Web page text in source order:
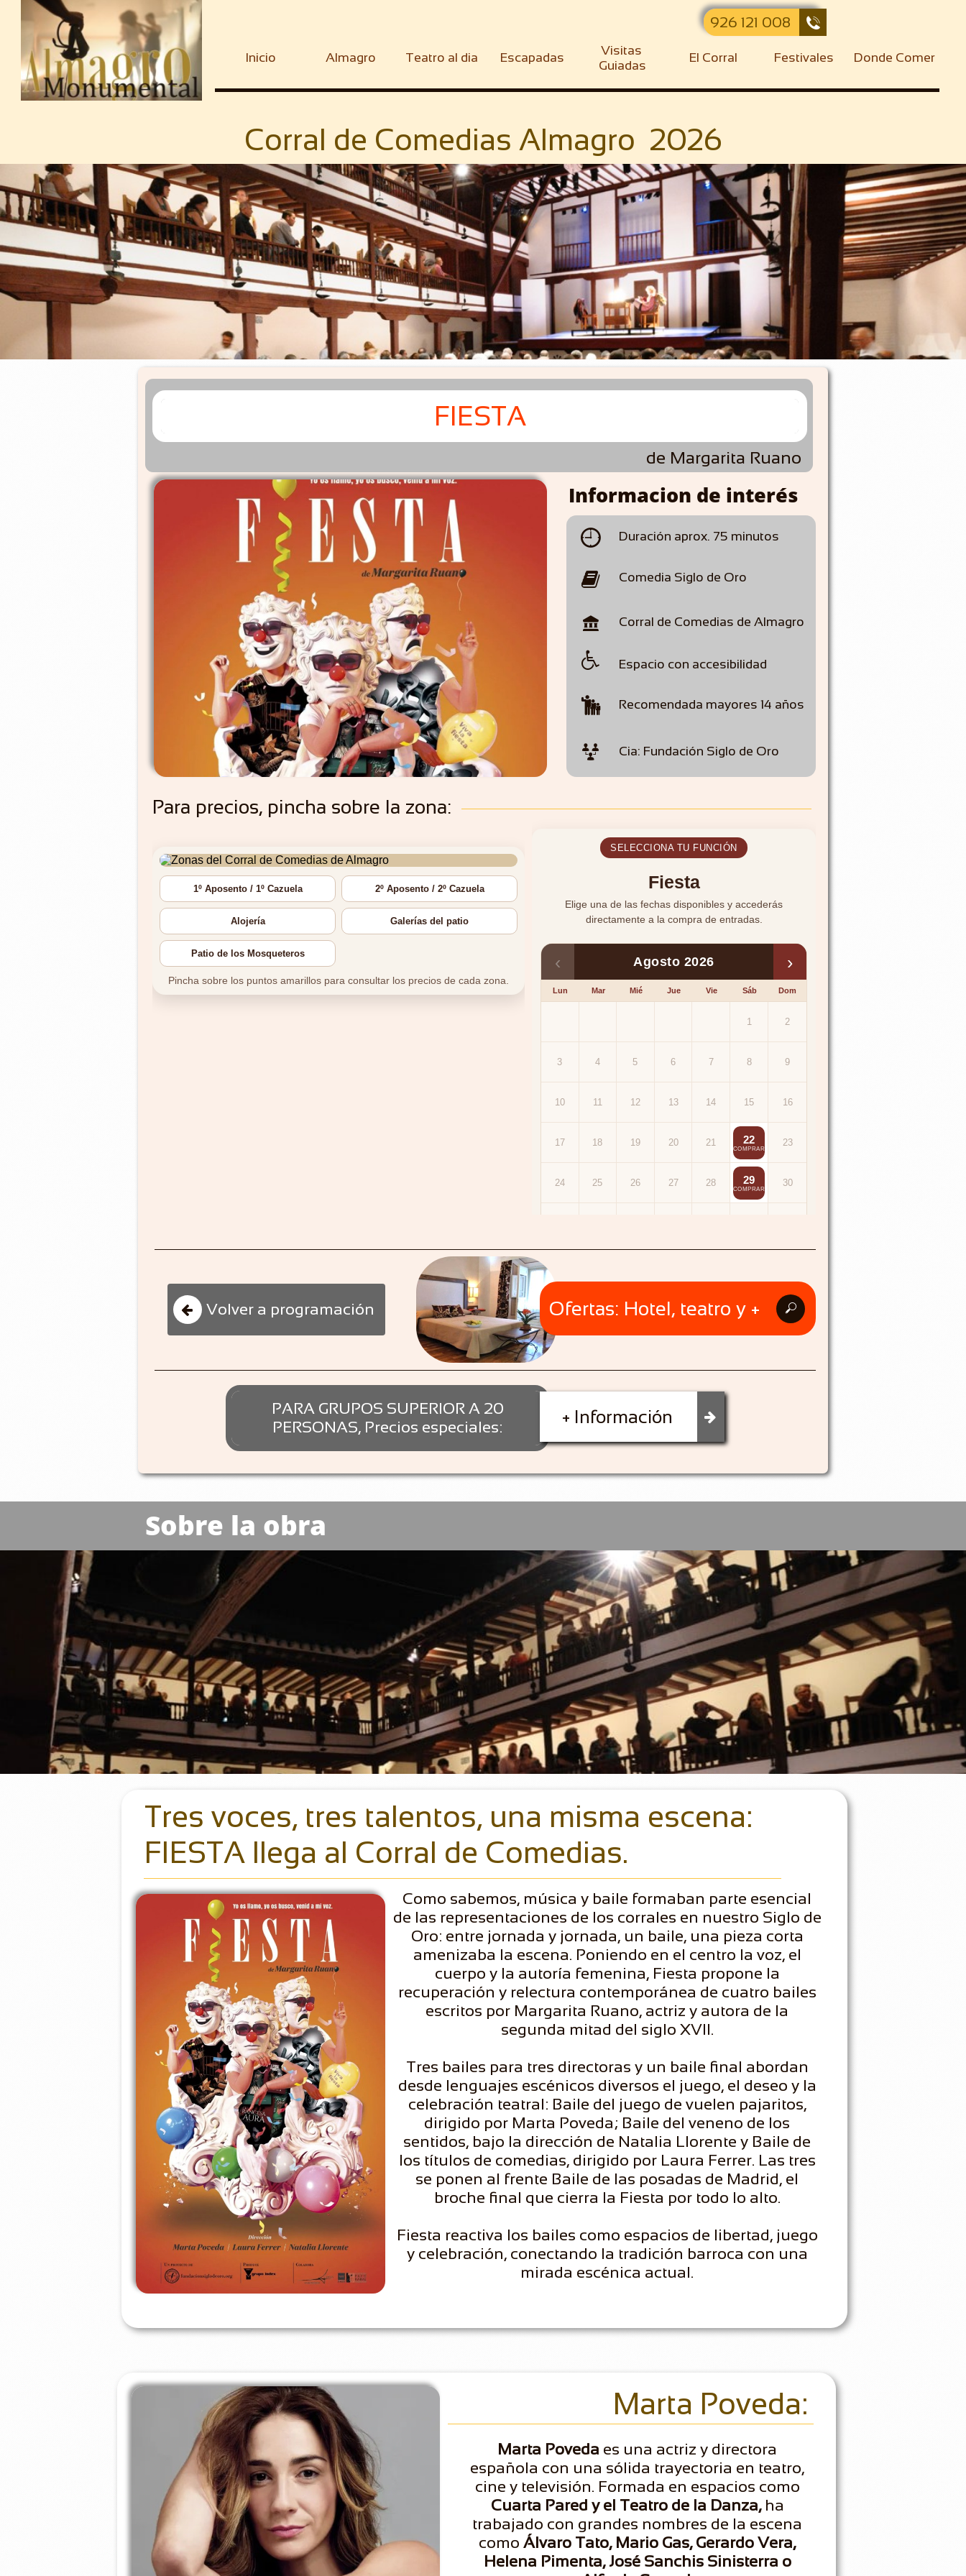
Inicio Almagro Teatro al dia Escapadas
Visitas
Guiadas
El Corral Festivales Donde Comer
926 121 008 
Corral de Comedias Almagro 2026
Volver a programación

de Margarita Ruano
FIESTA






Duración aprox. 75 minutos
Corral de Comedias de Almagro
Espacio con accesibilidad
Comedia Siglo de Oro
Recomendada mayores 14 años
Cia: Fundación Siglo de Oro
Informacion de interés
PARA GRUPOS SUPERIOR A 20
PERSONAS, Precios especiales:
+ Información 
Para precios, pincha sobre la zona:
Ofertas: Hotel, teatro y + 
Sobre la obra
Como sabemos, música y baile formaban parte esencial
de las representaciones de los corrales en nuestro Siglo de
Oro: entre jornada y jornada, un baile, una pieza corta
amenizaba la escena. Poniendo en el centro la voz, el
cuerpo y la autoría femenina, Fiesta propone la
recuperación y relectura contemporánea de cuatro bailes
escritos por Margarita Ruano, actriz y autora de la
segunda mitad del siglo XVII.
Tres bailes para tres directoras y un baile final abordan
desde lenguajes escénicos diversos el juego, el deseo y la
celebración teatral: Baile del juego de vuelen pajaritos,
dirigido por Marta Poveda; Baile del veneno de los
sentidos, bajo la dirección de Natalia Llorente y Baile de
los títulos de comedias, dirigido por Laura Ferrer. Las tres
se ponen al frente Baile de las posadas de Madrid, el
broche final que cierra la Fiesta por todo lo alto.
Fiesta reactiva los bailes como espacios de libertad, juego
y celebración, conectando la tradición barroca con una
mirada escénica actual.
Tres voces, tres talentos, una misma escena:
FIESTA llega al Corral de Comedias.
Marta Poveda es una actriz y directora
española con una sólida trayectoria en teatro,
cine y televisión. Formada en espacios como
Cuarta Pared y el Teatro de la Danza,ha
trabajado con grandes nombres de la escena
como Álvaro Tato, Mario Gas, Gerardo Vera,
Helena Pimenta, José Sanchis Sinisterra o
Marta Poveda: